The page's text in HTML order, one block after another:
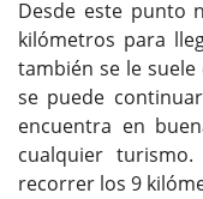
Desde este punto
kilómetros para
también se le
se puede
encuentra en
cualquier
recorrer los 9